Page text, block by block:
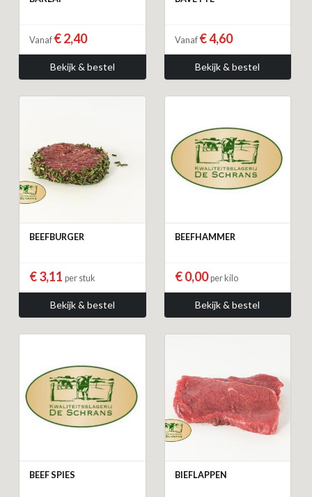
Vanaf € 2,40
Bekijk & bestel
Vanaf € 4,60
Bekijk & bestel
BEEFBURGER
€ 3,11 per stuk
Bekijk & bestel
BEEFHAMMER
€ 0,00per kilo
Bekijk & bestel
BEEF SPIES BIEFLAPPEN